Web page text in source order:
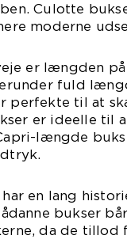
Culotte
moderne
er længden
fuld
perfekte til at
er ideelle til
længde
en lang
bukser
da de tillod